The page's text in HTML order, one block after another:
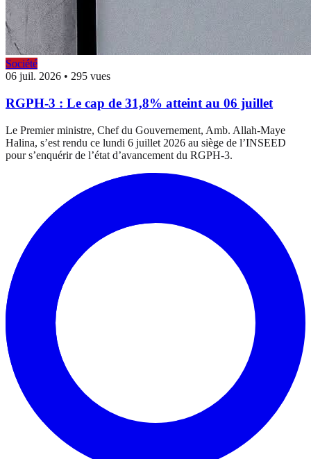
Société
06 juil. 2026 • 295 vues
RGPH-3 : Le cap de 31,8% atteint au 06 juillet
Le Premier ministre, Chef du Gouvernement, Amb. Allah-Maye
Halina, s’est rendu ce lundi 6 juillet 2026 au siège de l’INSEED
pour s’enquérir de l’état d’avancement du RGPH-3.